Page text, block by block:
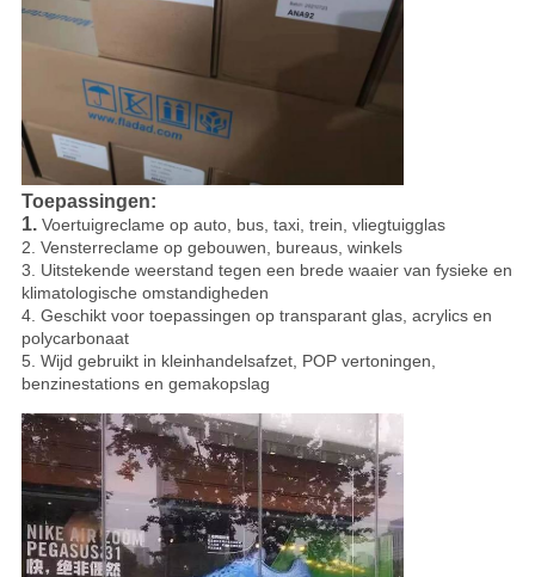
Toepassingen:
1. Voertuigreclame op auto, bus, taxi, trein, vliegtuigglas
2. Vensterreclame op gebouwen, bureaus, winkels
3. Uitstekende weerstand tegen een brede waaier van fysieke en
klimatologische omstandigheden
4. Geschikt voor toepassingen op transparant glas, acrylics en
polycarbonaat
5. Wijd gebruikt in kleinhandelsafzet, POP vertoningen,
benzinestations en gemakopslag